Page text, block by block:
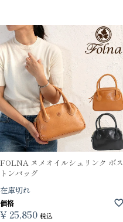
FOLNA ヌメオイルシュリンク ボス
トンバッグ
在庫切れ
価格
¥25,850 税込